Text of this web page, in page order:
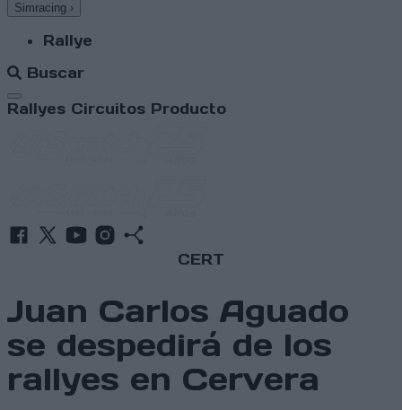
Simracing ›
Rallye
Buscar
Abrir menú
Rallyes Circuitos Producto
CERT
Juan Carlos Aguado
se despedirá de los
rallyes en Cervera